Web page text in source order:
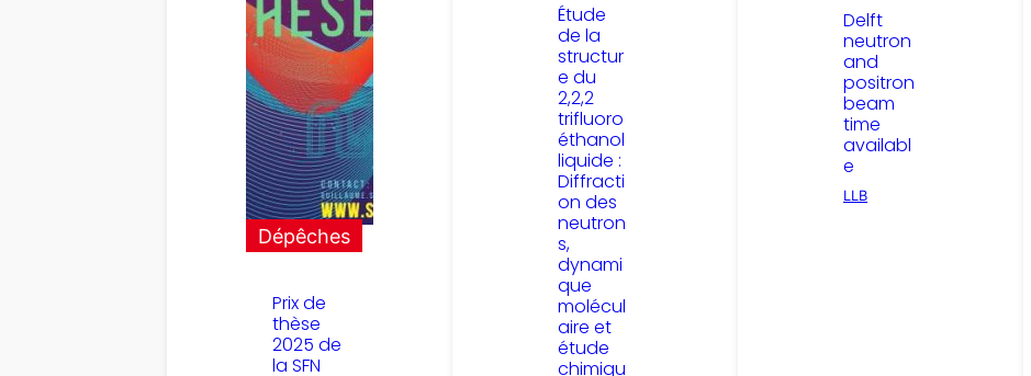
Dépêches
Prix de
thèse
2025 de
la SFN
Étude
de la
structur
e du
2,2,2
trifluoro
éthanol
liquide :
Diffracti
on des
neutron
s,
dynami
que
molécul
aire et
étude
chimiqu
Delft
neutron
and
positron
beam
time
availabl
e
LLB